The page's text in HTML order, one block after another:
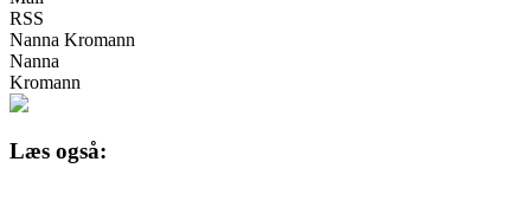
RSS
Nanna Kromann
Nanna
Kromann
Læs også: